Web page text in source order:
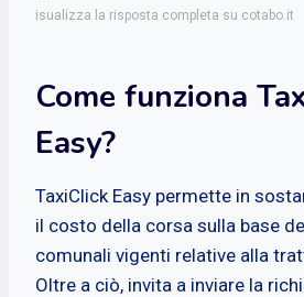
isualizza la risposta completa su cotabo.it
Come funziona
Easy?
TaxiClick Easy permette in
il costo della corsa sulla base
comunali vigenti relative alla
Oltre a ciò, invita a inviare la